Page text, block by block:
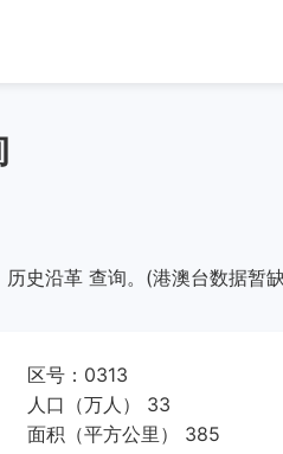
史沿革 查询。(港澳台数据暂
区号：0313
人口（万人） 33
面积（平方公里） 385